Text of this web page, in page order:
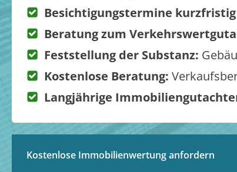
Besichtigungstermine
Beratung zum
Feststellung der Substanz:
Kostenlose Beratung:
Langjährige
Kostenlose Immobilienwertung anfordern